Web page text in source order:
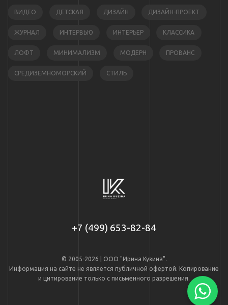
ВИДЕО ДЕТСКАЯ ДИЗАЙН ДИЗАЙН-ПРОЕКТ
ЖУРНАЛ ИНТЕРВЬЮ ИНТЕРЬЕР КЛАССИКА
ЛОФТ МИНИМАЛИЗМ МОДЕРН ПРОВАНС
СРЕДИЗЕМНОМОРСКИЙ СТИЛЬ
+7 (499) 653-82-84
© 2005-2026 | ООО "Ирина Кузина".
Информация на сайте не является публичной офертой. Копирование
и цитирование только с письменного разрешения.